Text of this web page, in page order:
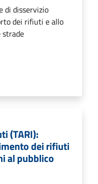
di disservizio
dei rifiuti e allo
strade
(TARI):
dei rifiuti
al pubblico